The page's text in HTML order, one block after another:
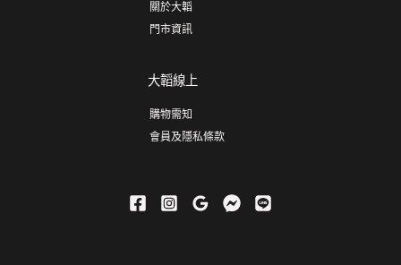
關於大韜
門市資訊
大韜線上
購物需知
會員及隱私條款